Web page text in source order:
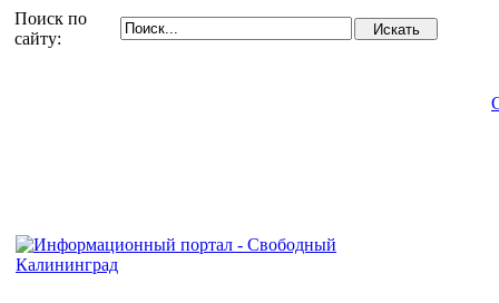
Поиск по
сайту: